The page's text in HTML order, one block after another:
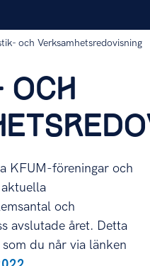
och Verksamhetsredovisning
OCH
KFUM-föreningar och
och
avslutade året. Detta
du når via länken